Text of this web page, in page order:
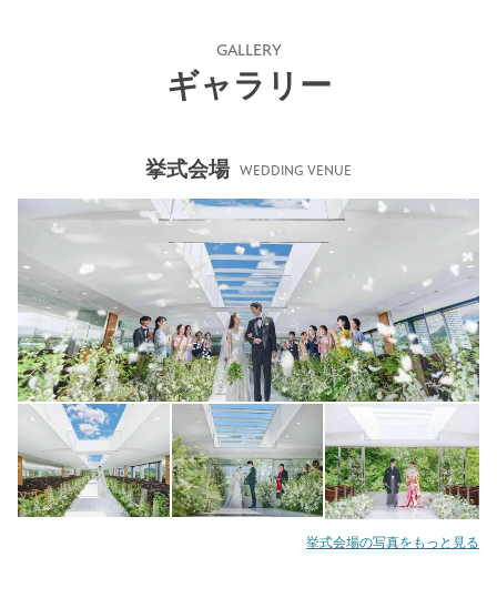
GALLERY
ギャラリー
挙式会場 WEDDING VENUE
挙式会場の写真をもっと見る